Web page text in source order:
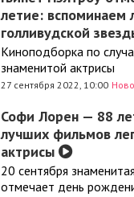
летие: вспоминаем
голливудской
Киноподборка по
знаменитой актрисы
27 сентября 2022, 10:00
Софи Лорен — 88
лучших фильмов
актрисы
20 сентября
отмечает день